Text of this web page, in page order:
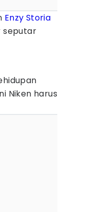
Enzy Storia
seputar
Niken harus